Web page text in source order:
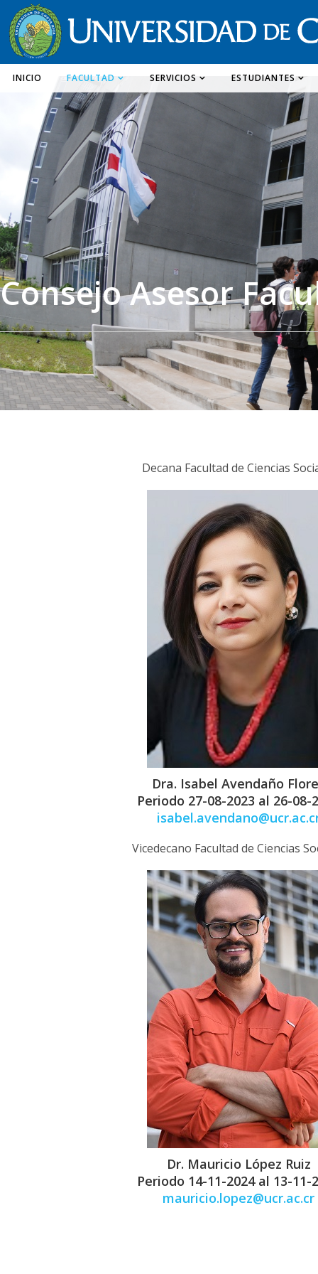
INICIO FACULTAD SERVICIOS ESTUDIANTES
Consejo Asesor
Decana Facultad de Ciencias
Dra. Isabel Avendaño
Periodo 27-08-2023 al 26-08-
Vicedecano Facultad de Ciencias
Dr. Mauricio López Ruiz
Periodo 14-11-2024 al 13-11-
mauricio.lopez@ucr.ac.cr